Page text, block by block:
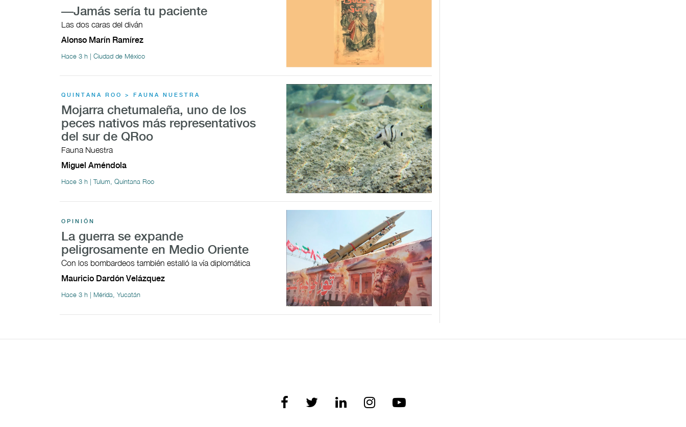
—Jamás sería tu paciente
Las dos caras del diván
Alonso Marín Ramírez
Hace 3 h | Ciudad de México
QUINTANA ROO > FAUNA NUESTRA
Mojarra chetumaleña, uno de los
peces nativos más representativos
del sur de QRoo
Fauna Nuestra
Miguel Améndola
Hace 3 h | Tulum, Quintana Roo
OPINIÓN
La guerra se expande
peligrosamente en Medio Oriente
Con los bombardeos también estalló la vía diplomática
Mauricio Dardón Velázquez
Hace 3 h | Mérida, Yucatán